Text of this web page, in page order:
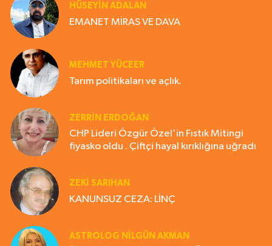
HÜSEYIN ADALAN
EMANET MİRAS VE DAVA
MEHMET YÜCEER
Tarım politikaları ve açlık.
ZERRIN ERDOĞAN
CHP Lideri Özgür Özel'in Fıstık Mitingi
fiyasko oldu . Çiftçi hayal kırıklığına uğradı
ZEKI SARIHAN
KANUNSUZ CEZA: LİNÇ
ASTROLOG NILGÜN AKMAN